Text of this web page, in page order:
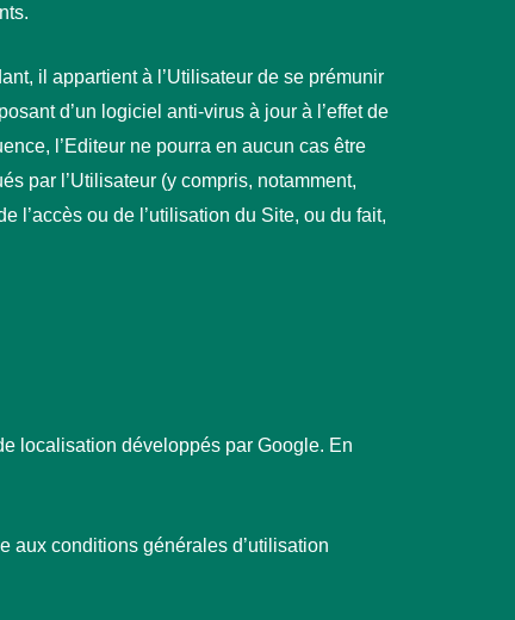
il appartient à l’Utilisateur de se prémunir
d’un logiciel anti-virus à jour à l’effet de
l’Editeur ne pourra en aucun cas être
par l’Utilisateur (y compris, notamment,
l’accès ou de l’utilisation du Site, ou du fait,
localisation développés par Google. En
aux conditions générales d’utilisation